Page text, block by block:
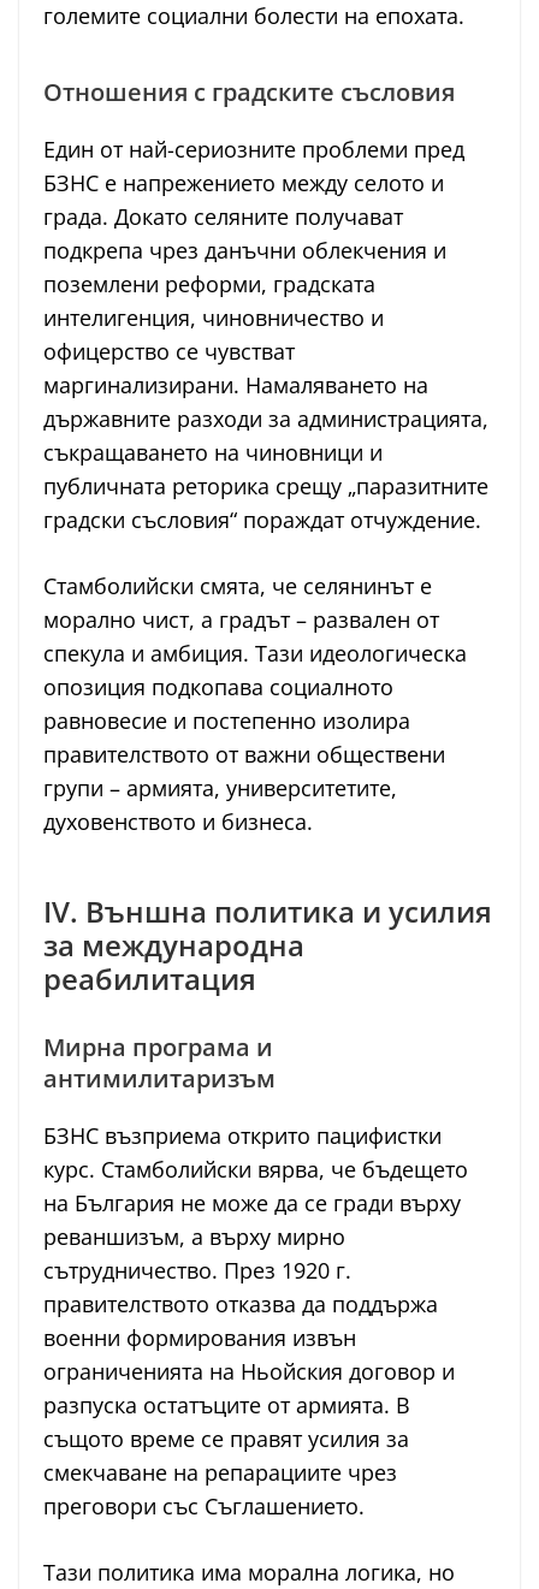
големите социални болести на епохата.
Отношения с градските съсловия
Един от най-сериозните проблеми пред
БЗНС е напрежението между селото и
града. Докато селяните получават
подкрепа чрез данъчни облекчения и
поземлени реформи, градската
интелигенция, чиновничество и
офицерство се чувстват
маргинализирани. Намаляването на
държавните разходи за администрацията,
съкращаването на чиновници и
публичната реторика срещу „паразитните
градски съсловия“ пораждат отчуждение.
Стамболийски смята, че селянинът е
морално чист, а градът – развален от
спекула и амбиция. Тази идеологическа
опозиция подкопава социалното
равновесие и постепенно изолира
правителството от важни обществени
групи – армията, университетите,
духовенството и бизнеса.
IV. Външна политика и усилия
за международна
реабилитация
Мирна програма и
антимилитаризъм
БЗНС възприема открито пацифистки
курс. Стамболийски вярва, че бъдещето
на България не може да се гради върху
реваншизъм, а върху мирно
сътрудничество. През 1920 г.
правителството отказва да поддържа
военни формирования извън
ограниченията на Ньойския договор и
разпуска остатъците от армията. В
същото време се правят усилия за
смекчаване на репарациите чрез
преговори със Съглашението.
Тази политика има морална логика, но